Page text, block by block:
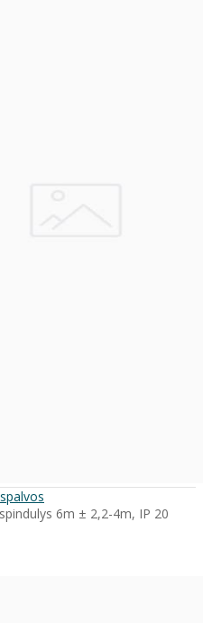
6m ± 2,2-4m, IP 20